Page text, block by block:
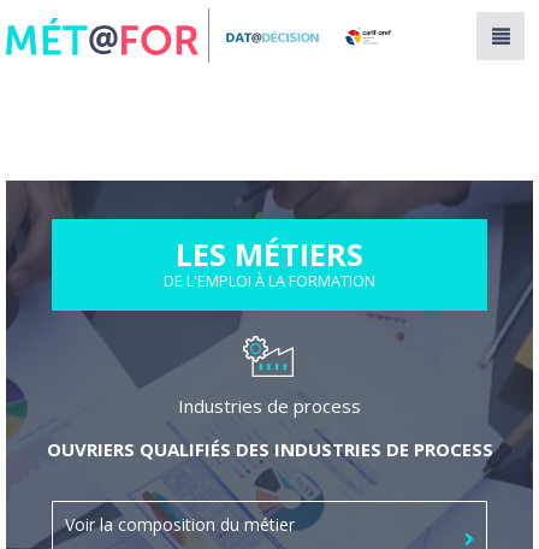
Panneau de gestion des cookies
LES MÉTIERS
DE L'EMPLOI À LA FORMATION
Industries de process
OUVRIERS QUALIFIÉS DES INDUSTRIES DE PROCESS
Voir la composition du métier